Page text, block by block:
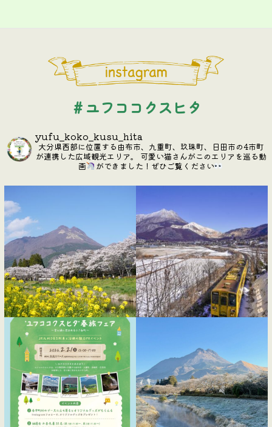
＃ユフココクスヒタ
yufu_koko_kusu_hita
大分県西部に位置する由布市、九重町、玖珠町、日田市の4市町
が連携した広域観光エリア。
可愛い猫さんがこのエリアを巡る動
画
ができました！ぜひご覧ください